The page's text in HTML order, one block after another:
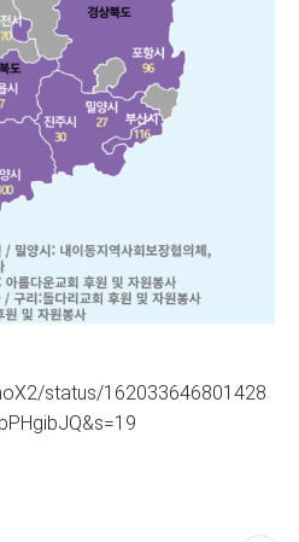
status/162033646801428